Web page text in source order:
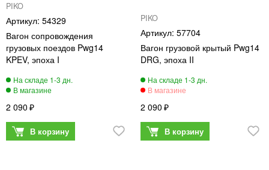
PIKO
54329
Вагон сопровождения
грузовых поездов Pwg14
KPEV, эпоха I
2 090
PIKO
57704
Вагон грузовой крытый Pwg14
DRG, эпоха II
2 090